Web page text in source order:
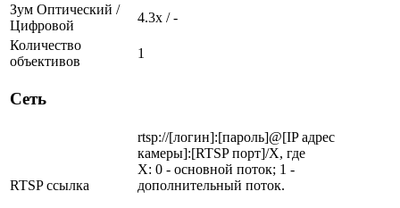
Зум Оптический /
Цифровой
4.3х / -
Количество
объективов
1
Сеть
RTSP ссылка
rtsp://[логин]:[пароль]@[IP адрес
камеры]:[RTSP порт]/X, где
X: 0 - основной поток; 1 -
дополнительный поток.